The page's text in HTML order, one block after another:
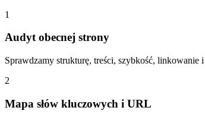
1
Audyt obecnej strony
Sprawdzamy strukturę, treści, szybkość, linkowanie i
2
Mapa słów kluczowych i URL